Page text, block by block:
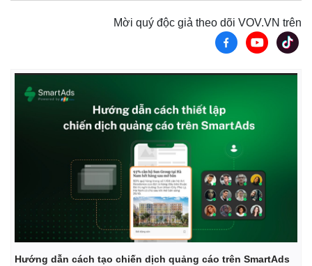
Mời quý độc giả theo dõi VOV.VN trên
Hướng dẫn cách tạo chiến dịch quảng cáo trên SmartAds